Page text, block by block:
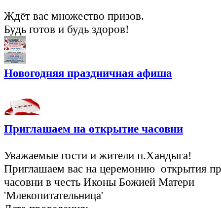
Ждёт вас множество призов.
Будь готов и будь здоров!
Новогодняя праздничная афиша
Приглашаем на открытие часовни
Уважаемые гости и жители п.Хандыга!
Приглашаем вас на церемонию открытия
часовни в честь Иконы Божией Матери
'Млекопитательница'